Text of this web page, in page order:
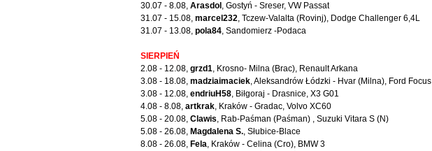
30.07 - 8.08,Arasdol , Gostyń - Sreser, VW Passat
31.07 - 15.08,marcel232, Tczew-Valalta (Rovinj), Dodge Challenger 6,4L
31.07 - 13.08,pola84, Sandomierz -Podaca
SIERPIEŃ
2.08 - 12.08,grzd1, Krosno- Milna (Brac), Renault Arkana
3.08 - 18.08,madziaimaciek, Aleksandrów Łódzki - Hvar (Milna), Ford Focus
3.08 - 12.08,endriuH58, Biłgoraj - Drasnice, X3 G01
4.08 - 8.08,artkrak, Kraków - Gradac, Volvo XC60
5.08 - 20.08,Clawis, Rab-Paśman (Paśman) , Suzuki Vitara S (N)
5.08 - 26.08, Magdalena S., Słubice-Blace
8.08 - 26.08, Fela, Kraków - Celina (Cro), BMW 3